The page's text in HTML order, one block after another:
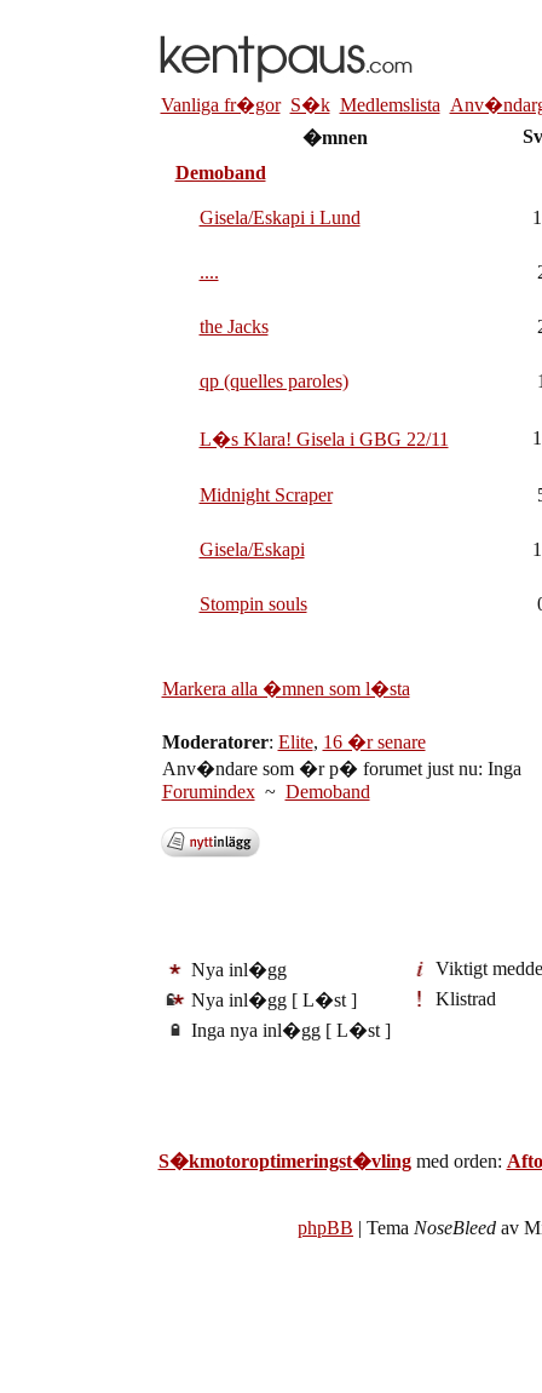
Vanliga fr�gor S�k Medlemslista
�mnen
Demoband
Gisela/Eskapi i Lund
....
the Jacks
qp (quelles paroles)
L�s Klara! Gisela i GBG 22/11
Midnight Scraper
Gisela/Eskapi
Stompin souls
Markera alla �mnen som l�sta
Moderatorer: Elite, 16 �r senare
Anv�ndare som �r p� forumet just nu: Inga
Forumindex~ Demoband
Nya inl�gg
Viktigt
Nya inl�gg [ L�st ]
Klistrad
Inga nya inl�gg [ L�st ]
S�kmotoroptimeringst�vlingmed orden:
phpBB | Tema NoseBleed av